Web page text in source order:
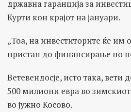
државна гаранција за
Курти кон крајот на јануари.
„Тоа, на инвеститорите ќе им
пристап до финансирање по
Ветевендосје, исто така, вети
500 милиони евра во
во јужно Косово.